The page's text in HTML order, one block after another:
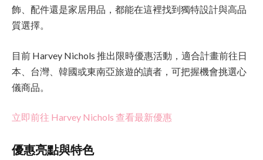
飾、配件還是家居用品，都能在這裡找到獨特設計與高品
質選擇。
目前 Harvey Nichols 推出限時優惠活動，適合計畫前往日
本、台灣、韓國或東南亞旅遊的讀者，可把握機會挑選心
儀商品。
立即前往 Harvey Nichols 查看最新優惠
優惠亮點與特色